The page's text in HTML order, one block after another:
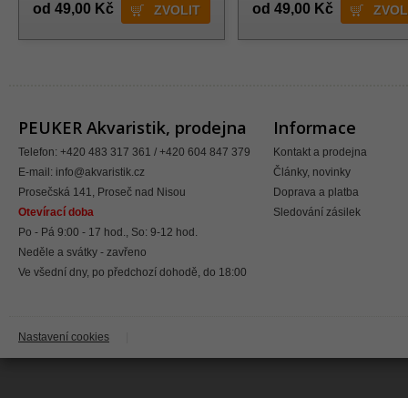
od 49,00 Kč ZVOLIT od 49,00 Kč
PEUKER Akvaristik, prodejna
Telefon: +420 483 317 361 / +420 604 847 379
E-mail: info@akvaristik.cz
Prosečská 141, Proseč nad Nisou
Otevírací doba
Po - Pá 9:00 - 17 hod., So: 9-12 hod.
Neděle a svátky - zavřeno
Ve všední dny, po předchozí dohodě, do 18:00
Informace
Kontakt a prodejna
Články, novinky
Doprava a platba
Sledování zásilek
Nastavení cookies